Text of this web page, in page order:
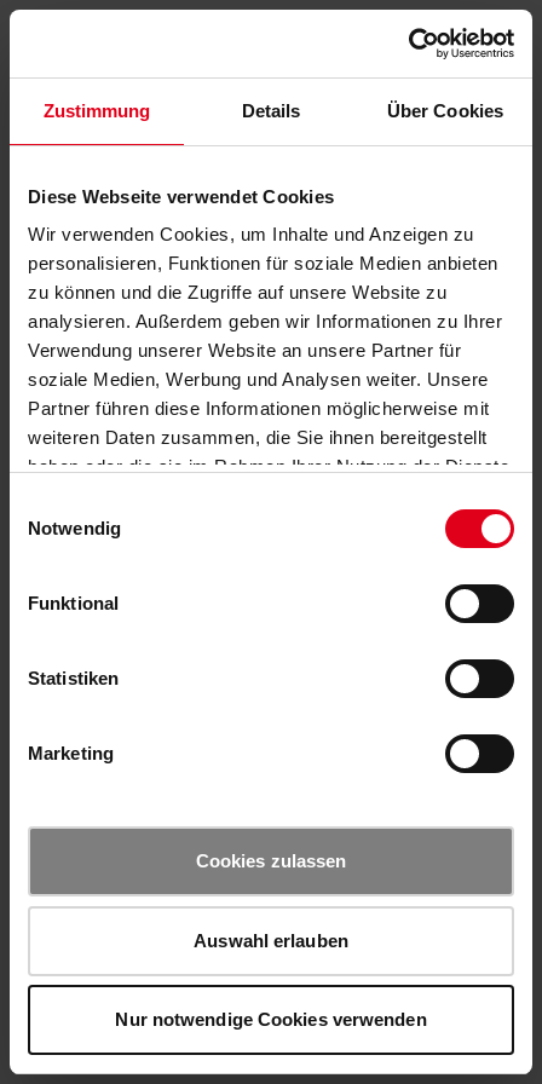
Zustimmung Details Über Cookies
Diese Webseite verwendet Cookies
Wir verwenden Cookies, um Inhalte und Anzeigen zu
personalisieren, Funktionen für soziale Medien anbieten
zu können und die Zugriffe auf unsere Website zu
analysieren. Außerdem geben wir Informationen zu Ihrer
Verwendung unserer Website an unsere Partner für
soziale Medien, Werbung und Analysen weiter. Unsere
Partner führen diese Informationen möglicherweise mit
weiteren Daten zusammen, die Sie ihnen bereitgestellt
haben oder die sie im Rahmen Ihrer Nutzung der Dienste
Notwendig
Funktional
Statistiken
Marketing
Cookies zulassen
Auswahl erlauben
Nur notwendige Cookies verwenden